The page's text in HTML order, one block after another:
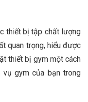
thiết bị tập chất lượng
quan trọng, hiểu được
thiết bị gym một cách
gym của bạn trong